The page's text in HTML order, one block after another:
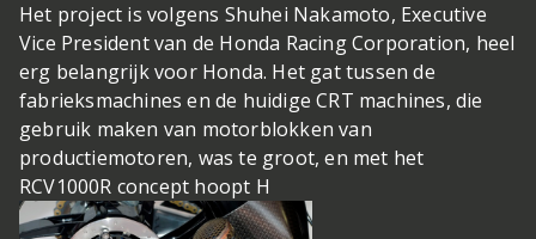
Het project is volgens Shuhei Nakamoto, Executive
Vice President van de Honda Racing Corporation, heel
erg belangrijk voor Honda. Het gat tussen de
fabrieksmachines en de huidige CRT machines, die
gebruik maken van motorblokken van
productiemotoren, was te groot, en met het
RCV1000R concept hoopt H